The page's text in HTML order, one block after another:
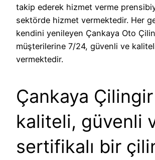
takip ederek hizmet verme
sektörde hizmet vermektedir. Her
kendini yenileyen Çankaya Oto
müşterilerine 7/24, güvenli ve
vermektedir.
Çankaya Çilingir
kaliteli, güvenli
sertifikalı bir